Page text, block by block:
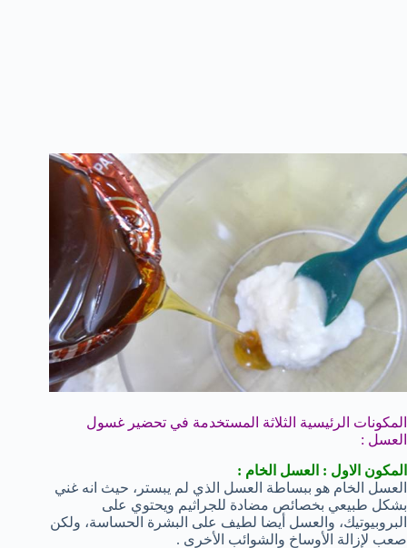
المكونات الرئيسية الثلاثة المستخدمة في تحضير غسول
العسل :
المكون الاول : العسل الخام :
العسل الخام هو ببساطة العسل الذي لم يبستر، حيث انه غني
بشكل طبيعي بخصائص مضادة للجراثيم ويحتوي على
البروبيوتيك، والعسل أيضا لطيف على البشرة الحساسة، ولكن
صعب لإزالة الأوساخ والشوائب الأخرى .